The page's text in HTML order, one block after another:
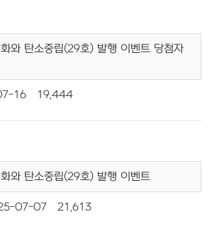
와 탄소중립(29호) 발행 이벤트 당첨자
16 19,444
와 탄소중립(29호) 발행 이벤트
07-07 21,613